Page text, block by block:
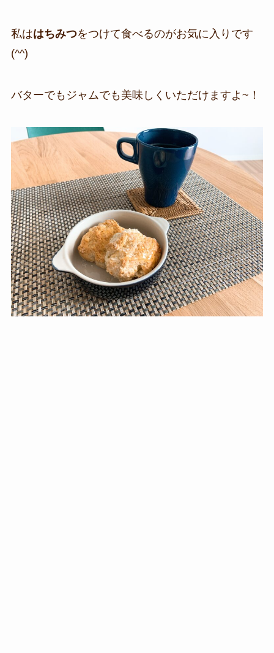
私ははちみつをつけて食べるのがお気に入りです
(^^)
バターでもジャムでも美味しくいただけますよ~！